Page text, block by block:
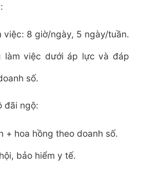
việc: 8 giờ/ngày, 5 ngày/tuần.
làm việc dưới áp lực và đáp
số.
đãi ngộ:
+ hoa hồng theo doanh số.
bảo hiểm y tế.